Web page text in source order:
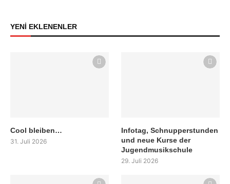
YENİ EKLENENLER
Cool bleiben…
31. Juli 2026
Infotag, Schnupperstunden
und neue Kurse der
Jugendmusikschule
29. Juli 2026